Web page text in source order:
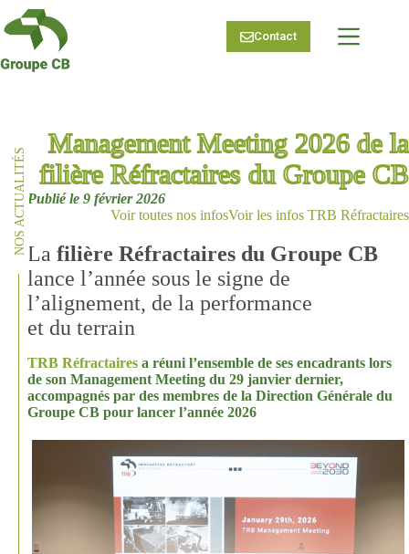
Passer
au
contenu
Contact
NOS ACTUALITÉS
Management Meeting 2026 de la
filière Réfractaires du Groupe CB
9 février 2026
Voir toutes nos infosVoir les infos TRB Réfractaires
La filière Réfractaires du Groupe CB
lance l’année sous le signe de
l’alignement, de la performance
et du terrain
TRB Réfractaires a réuni l’ensemble de ses encadrants lors
de son Management Meeting du 29 janvier dernier,
accompagnés par des membres de la Direction Générale du
Groupe CB pour lancer l’année 2026